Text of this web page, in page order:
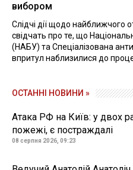
вибором
Слідчі дії щодо найближчого
свідчать про те, що
(НАБУ) та Спеціалізована
впритул наблизилися до
ОСТАННІ НОВИНИ »
Атака РФ на Київ: у двох
пожежі, є постраждалі
08 серпня 2026, 09:23